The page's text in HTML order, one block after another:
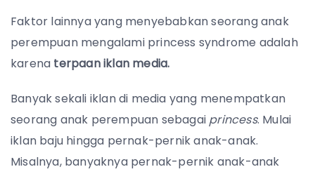
Faktor lainnya yang menyebabkan seorang anak
perempuan mengalami princess syndrome adalah
karena terpaan iklan media.
Banyak sekali iklan di media yang menempatkan
seorang anak perempuan sebagai princess. Mulai
iklan baju hingga pernak-pernik anak-anak.
Misalnya, banyaknya pernak-pernik anak-anak